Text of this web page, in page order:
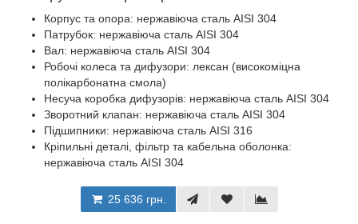
Корпус та опора: нержавіюча сталь AISI 304
Патрубок: нержавіюча сталь AISI 304
Вал: нержавіюча сталь AISI 304
Робочі колеса та дифузори: лексан (високоміцна
полікарбонатна смола)
Несуча коробка дифузорів: нержавіюча сталь AISI 304
Зворотний клапан: нержавіюча сталь AISI 304
Підшипники: нержавіюча сталь AISI 316
Кріпильні деталі, фільтр та кабельна оболонка:
нержавіюча сталь AISI 304
25 636 грн.